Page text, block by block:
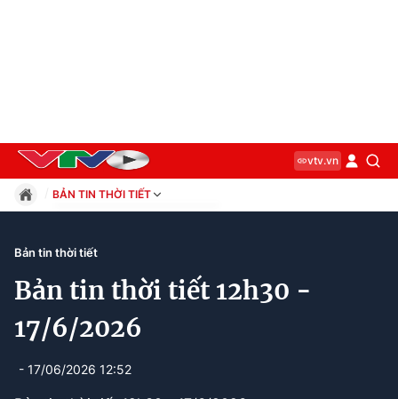
vtv.vn
BẢN TIN THỜI TIẾT
Pháp luật
Xã hội
Kinh tế
Thế giới
Bản tin thời tiết
Bản tin thời tiết 12h30 -
17/6/2026
- 17/06/2026 12:52